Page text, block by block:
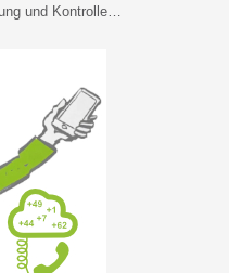
und Kontrolle…